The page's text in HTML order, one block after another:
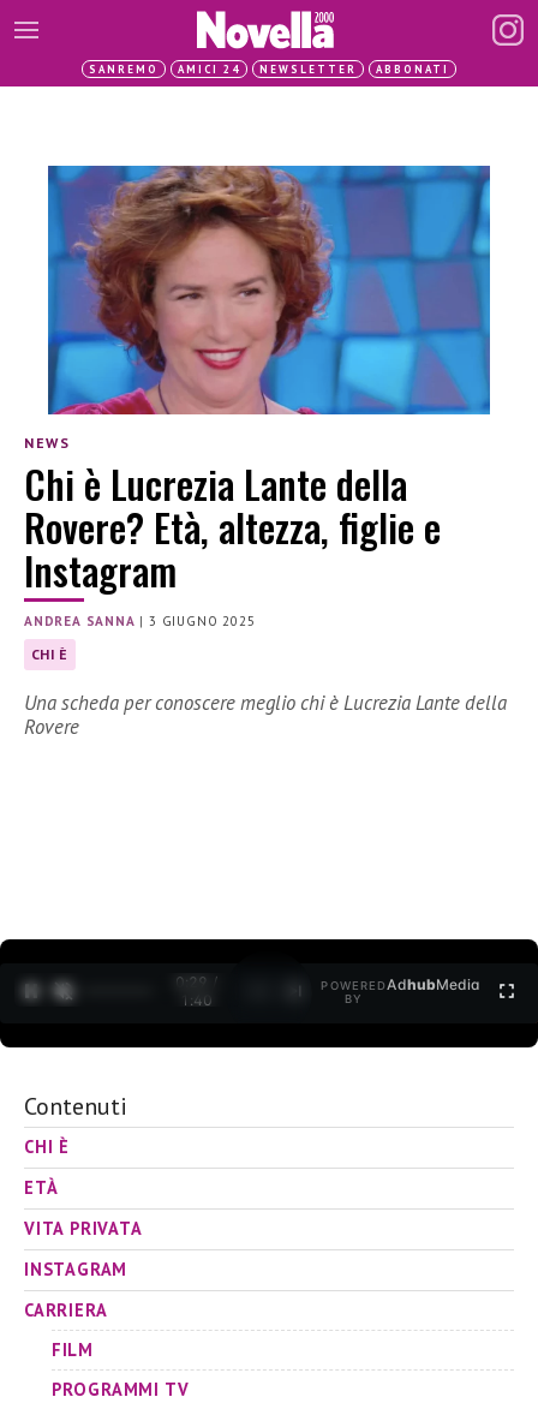
SANREMO AMICI 24 NEWSLETTER ABBONATI
NEWS
Chi è Lucrezia Lante della
Rovere? Età, altezza, figlie e
Instagram
ANDREA SANNA |3 GIUGNO 2025
CHI È
Una scheda per conoscere meglio chi è Lucrezia Lante della
Rovere
0:30 /
1:40
POWERED
BY
AdhubMedia
Contenuti
CHI È
ETÀ
VITA PRIVATA
INSTAGRAM
CARRIERA
FILM
PROGRAMMI TV